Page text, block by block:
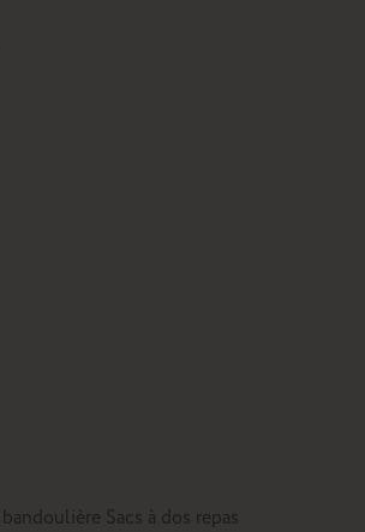
bandoulière Sacs à dos repas